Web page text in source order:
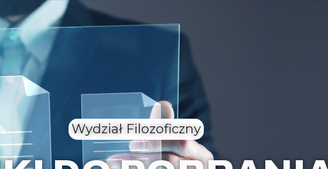
Wydział Filozoficzny